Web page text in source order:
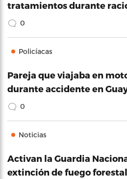
tratamientos durante
0
Policíacas
Pareja que viajaba en
durante accidente en
0
Noticias
Activan la Guardia
extinción de fuego forestal